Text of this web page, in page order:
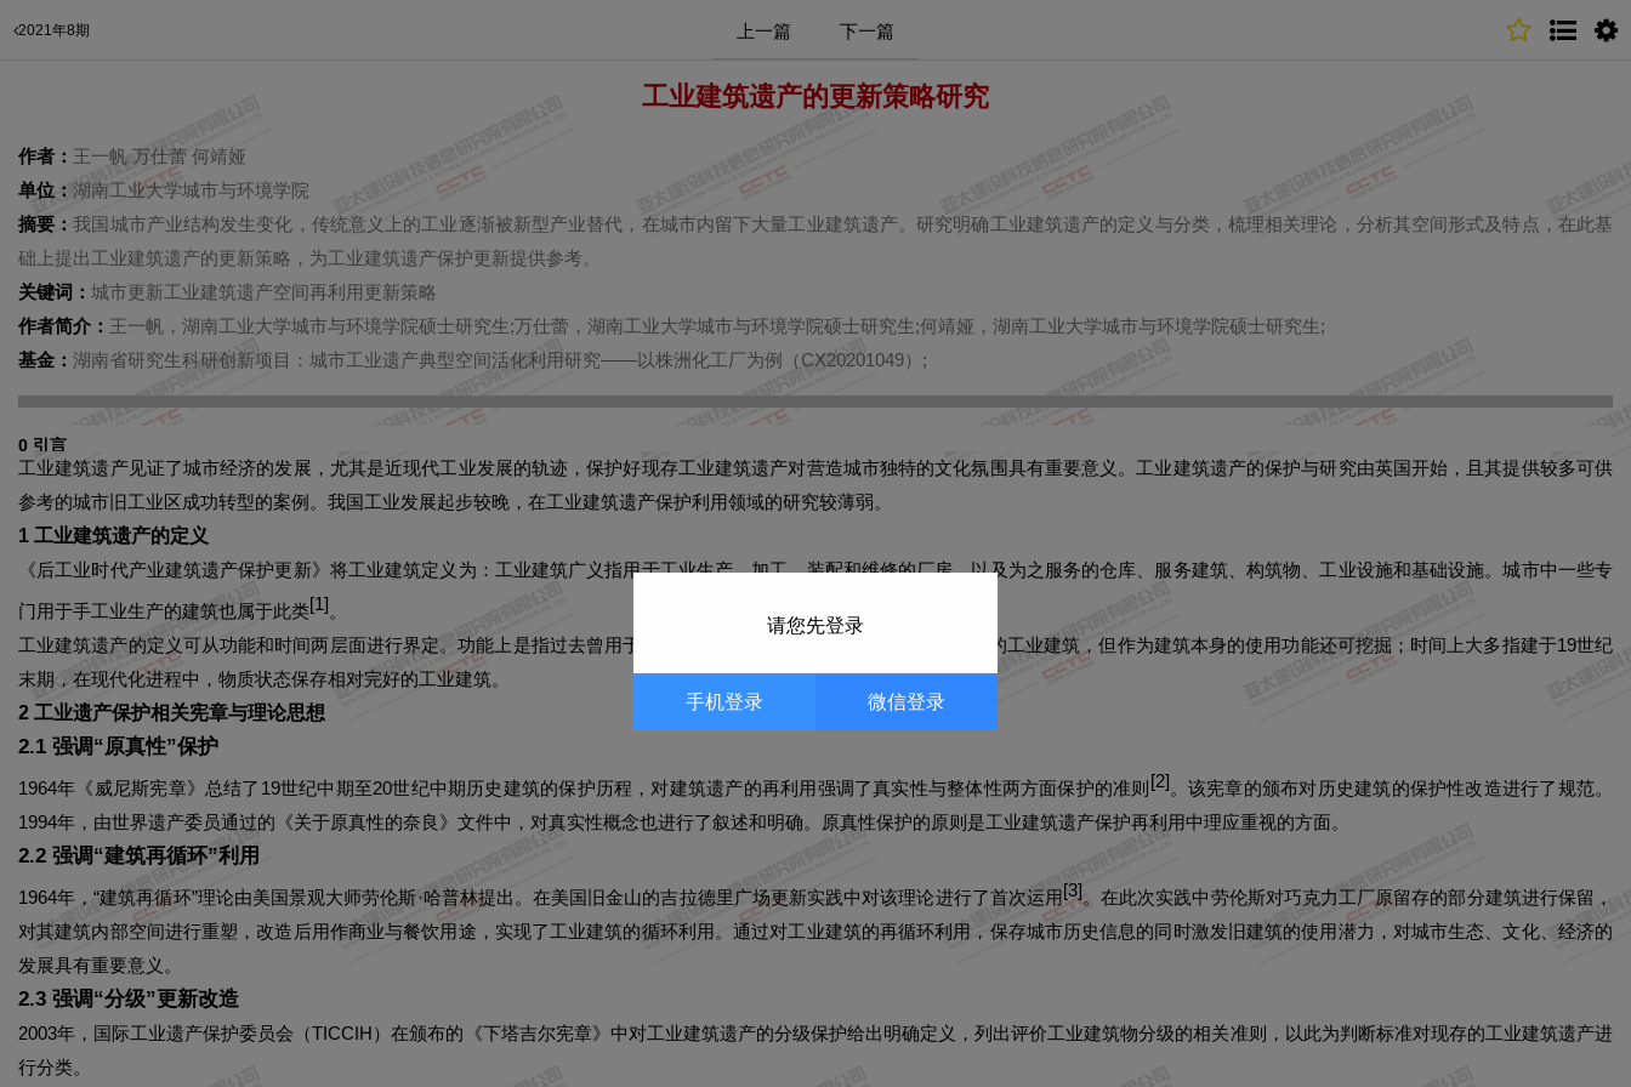
2021年8期 上一篇 下一篇
工业建筑遗产的更新策略研究
作者： 王一帆 万仕蕾 何靖娅
单位： 湖南工业大学城市与环境学院
摘要：我国城市产业结构发生变化，传统意义上的工业逐渐被新型产业替代，在城市内留下大量工业建筑遗产。研究明确工业建筑遗产的定义与分类，梳理相关理论，分析其空间形式及特点，在此基
础上提出工业建筑遗产的更新策略，为工业建筑遗产保护更新提供参考。
关键词： 城市更新工业建筑遗产空间再利用更新策略
作者简介： 王一帆，湖南工业大学城市与环境学院硕士研究生;万仕蕾，湖南工业大学城市与环境学院硕士研究生;何靖娅，湖南工业大学城市与环境学院硕士研究生;
基金： 湖南省研究生科研创新项目：城市工业遗产典型空间活化利用研究——以株洲化工厂为例（CX20201049）;
0 引言
工业建筑遗产见证了城市经济的发展，尤其是近现代工业发展的轨迹，保护好现存工业建筑遗产对营造城市独特的文化氛围具有重要意义。工业建筑遗产的保护与研究由英国开始，且其提供较多可供
参考的城市旧工业区成功转型的案例。我国工业发展起步较晚，在工业建筑遗产保护利用领域的研究较薄弱。
1 工业建筑遗产的定义
《后工业时代产业建筑遗产保护更新》将工业建筑定义为：工业建筑广义指用于工业生产、加工、装配和维修的厂房，以及为之服务的仓库、服务建筑、构筑物、工业设施和基础设施。城市中一些专
门用于手工业生产的建筑也属于此类[1]。
工业建筑遗产的定义可从功能和时间两层面进行界定。功能上是指过去曾用于工业生产，但因城市产业结构发展而被闲置的工业建筑，但作为建筑本身的使用功能还可挖掘；时间上大多指建于19世纪
末期，在现代化进程中，物质状态保存相对完好的工业建筑。
2 工业遗产保护相关宪章与理论思想
2.1 强调“原真性”保护
1964年《威尼斯宪章》总结了19世纪中期至20世纪中期历史建筑的保护历程，对建筑遗产的再利用强调了真实性与整体性两方面保护的准则 [2]。该宪章的颁布对历史建筑的保护性改造进行了规范。
1994年，由世界遗产委员通过的《关于原真性的奈良》文件中，对真实性概念也进行了叙述和明确。原真性保护的原则是工业建筑遗产保护再利用中理应重视的方面。
2.2 强调“建筑再循环”利用
1964年，“建筑再循环”理论由美国景观大师劳伦斯·哈普林提出。在美国旧金山的吉拉德里广场更新实践中对该理论进行了首次运用[3]。在此次实践中劳伦斯对巧克力工厂原留存的部分建筑进行保留，
对其建筑内部空间进行重塑，改造后用作商业与餐饮用途，实现了工业建筑的循环利用。通过对工业建筑的再循环利用，保存城市历史信息的同时激发旧建筑的使用潜力，对城市生态、文化、经济的
发展具有重要意义。
2.3 强调“分级”更新改造
2003年，国际工业遗产保护委员会（TICCIH）在颁布的《下塔吉尔宪章》中对工业建筑遗产的分级保护给出明确定义，列出评价工业建筑物分级的相关准则，以此为判断标准对现存的工业建筑遗产进
行分类。
请您先登录
手机登录 微信登录